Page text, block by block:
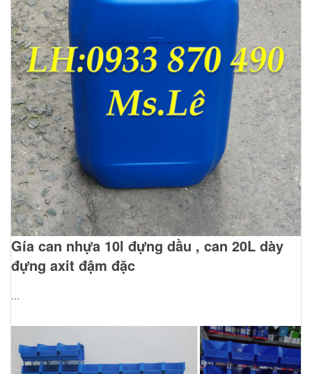
Gía can nhựa 10l đựng dầu , can 20L dày
đựng axit đậm đặc
...